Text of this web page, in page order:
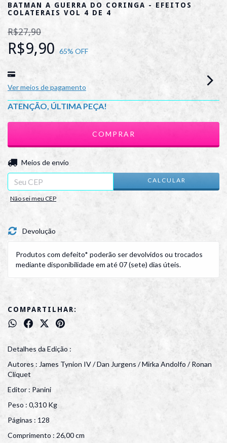
BATMAN A GUERRA DO CORINGA - EFEITOS
COLATERAIS VOL 4 DE 4
R$27,90
R$9,90 65% OFF
Ver meios de pagamento
ATENÇÃO, ÚLTIMA PEÇA!
Entregas para o CEP:
Meios de envio
CALCULAR
Não sei meu CEP
Devolução
Produtos com defeito* poderão ser devolvidos ou trocados
mediante disponibilidade em até 07 (sete) dias úteis.
COMPARTILHAR:
Detalhes da Edição :
Autores : James Tynion IV / Dan Jurgens / Mirka Andolfo / Ronan
Cliquet
Editor : Panini
Peso : 0,310 Kg
Páginas : 128
Comprimento : 26,00 cm